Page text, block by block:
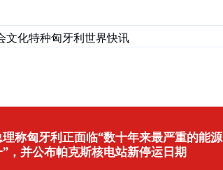
文化特种匈牙利世界快讯
称匈牙利正面临“数十年来最严重的能源
，并公布帕克斯核电站新停运日期